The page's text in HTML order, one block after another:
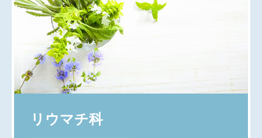
当院の医療設備
内科
リウマチ科
関節リウマチ診療
リウマチ科